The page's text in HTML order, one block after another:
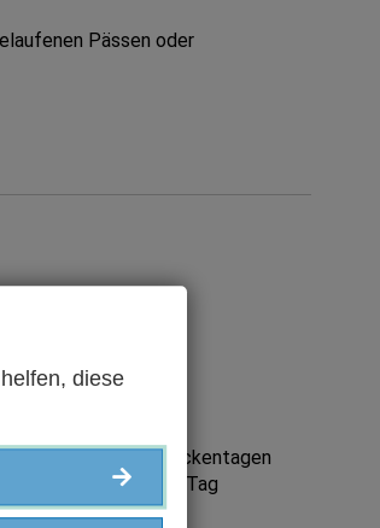
diese
Pässen oder
als Brückentag.
nehmen sich an Brückentagen
man also den Tag